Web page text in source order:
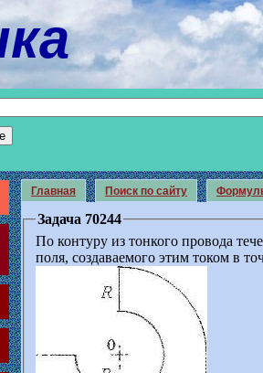
Главная Поиск по сайту
Задача 70244
По контуру из тонкого провода
поля, создаваемого этим током в